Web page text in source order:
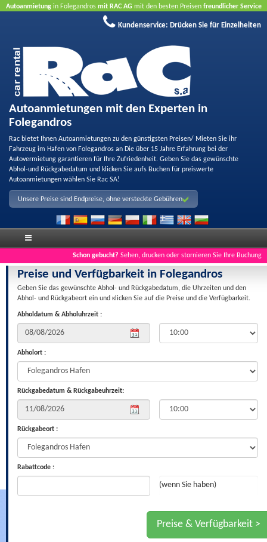
Autoanmietung in Folegandros mit RAC AG mit den besten Preisen freundlicher Service
Buchen Sie jetzt, profitieren Sie von unseren Angeboten
Kundenservice: Drücken Sie für Einzelheiten
Autoanmietungen mit den Experten in
Folegandros
Rac bietet Ihnen Autoanmietungen zu den günstigsten Preisen/ Mieten Sie ihr
Fahrzeug im Hafen von Folegandros an Die über 15 Jahre Erfahrung bei der
Autovermietung garantieren für Ihre Zufriedenheit. Geben Sie das gewünschte
Abhol-und Rückgabedatum und klicken Sie aufs Buchen für preiswerte
Autoanmietungen wählen Sie Rac SA!
Unsere Preise sind Endpreise, ohne versteckte Gebühren
Schon gebucht? Sehen, drucken oder stornieren Sie Ihre Buchung
Preise und Verfügbarkeit in Folegandros
Geben Sie das gewünschte Abhol- und Rückgabedatum, die Uhrzeiten und den
Abhol- und Rückgabeort ein und κlicken Sie auf die Preise und die Verfügbarkeit.
Abholdatum & Abholuhrzeit :
Abholort :
Rückgabedatum & Rückgabeuhrzeit:
Rückgabeort :
Rabattcode :
(wenn Sie haben)